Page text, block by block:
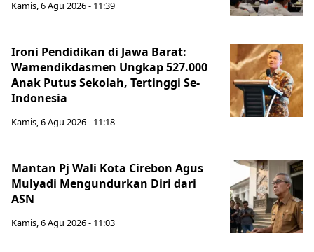
Kamis, 6 Agu 2026 - 11:39
Ironi Pendidikan di Jawa Barat:
Wamendikdasmen Ungkap 527.000
Anak Putus Sekolah, Tertinggi Se-
Indonesia
Kamis, 6 Agu 2026 - 11:18
Mantan Pj Wali Kota Cirebon Agus
Mulyadi Mengundurkan Diri dari
ASN
Kamis, 6 Agu 2026 - 11:03